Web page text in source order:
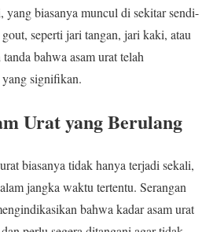
biasanya muncul di sekitar sendi-
seperti jari tangan, jari kaki, atau
bahwa asam urat telah
signifikan.
Urat yang Berulang
biasanya tidak hanya terjadi sekali,
jangka waktu tertentu. Serangan
bahwa kadar asam urat